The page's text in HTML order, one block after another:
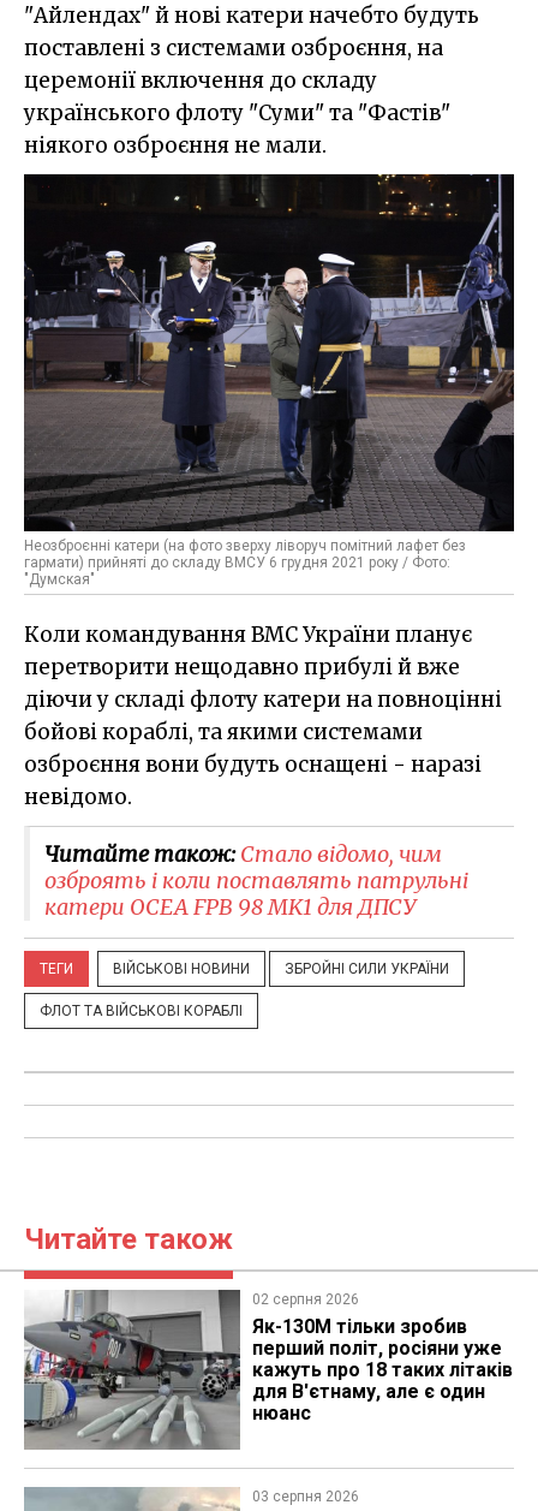
"Айлендах" й нові катери начебто будуть
поставлені з системами озброєння, на
церемонії включення до складу
українського флоту "Суми" та "Фастів"
ніякого озброєння не мали.
Неозброєнні катери (на фото зверху ліворуч помітний лафет без
гармати) прийняті до складу ВМСУ 6 грудня 2021 року / Фото:
"Думская"
Коли командування ВМС України планує
перетворити нещодавно прибулі й вже
діючи у складі флоту катери на повноцінні
бойові кораблі, та якими системами
озброєння вони будуть оснащені - наразі
невідомо.
Читайте також:Стало відомо, чим
озброять і коли поставлять патрульні
катери ОСЕА FPB 98 MK1 для ДПСУ
ТЕГИ ВІЙСЬКОВІ НОВИНИ ЗБРОЙНІ СИЛИ УКРАЇНИ
ФЛОТ ТА ВІЙСЬКОВІ КОРАБЛІ
Читайте також
02 серпня 2026
Як-130М тільки зробив
перший політ, росіяни уже
кажуть про 18 таких літаків
для В'єтнаму, але є один
нюанс
03 серпня 2026